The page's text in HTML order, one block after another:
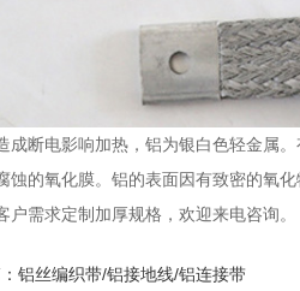
成断电影响加热，铝为银白色轻金属
蚀的氧化膜。铝的表面因有致密的氧
户需求定制加厚规格，欢迎来电咨询。
铝丝编织带/铝接地线/铝连接带